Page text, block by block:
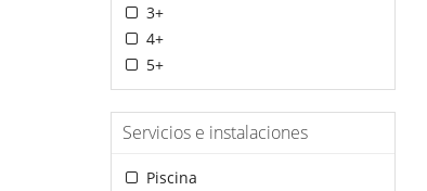
3+
4+
5+
Servicios e instalaciones
Piscina